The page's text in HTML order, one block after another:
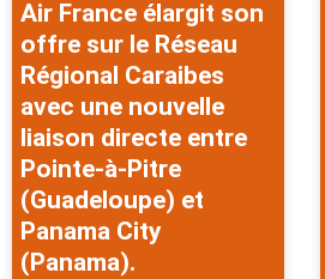
Air France élargit son
offre sur le Réseau
Régional Caraibes
avec une nouvelle
liaison directe entre
Pointe-à-Pitre
(Guadeloupe) et
Panama City
(Panama).